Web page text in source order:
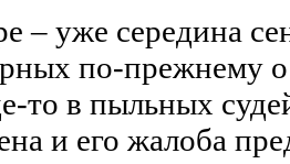
– уже середина
по-прежнему
то в пыльных
и его жалоба